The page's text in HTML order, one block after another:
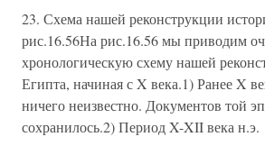
23. Схема нашей реконструкции
рис.16.56На рис.16.56 мы приводим
хронологическую схему нашей
Египта, начиная с X века.1) Ранее X
ничего неизвестно. Документов той
сохранилось.2) Период X-XII века н.э.